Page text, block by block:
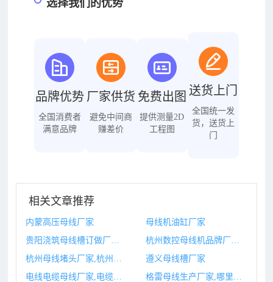
选择我们的优势
品牌优势
全国消费者
满意品牌
厂家供货
避免中间商
赚差价
免费出图
提供测量2D
工程图
送货上门
全国统一发
货，送货上
门
相关文章推荐
内蒙高压母线厂家
母线机油缸厂家
遵义母线槽厂家